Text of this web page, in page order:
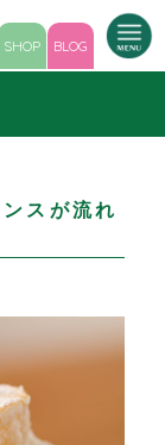
SHOP BLOG
スが流れ